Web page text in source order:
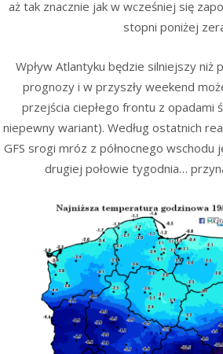
aż tak znacznie jak w wcześniej się
stopni poniżej
Wpływ Atlantyku będzie silniejszy niż
prognozy i w przyszły weekend
przejścia ciepłego frontu z opadami
niepewny wariant). Według ostatnich
GFS srogi mróz z północnego wschodu
drugiej połowie tygodnia…